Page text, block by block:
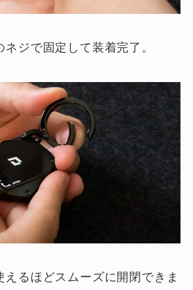
ジで固定して装着完了。
えるほどスムーズに開閉できま